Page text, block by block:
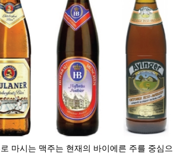
마시는 맥주는 현재의 바이에른 주를 중심으